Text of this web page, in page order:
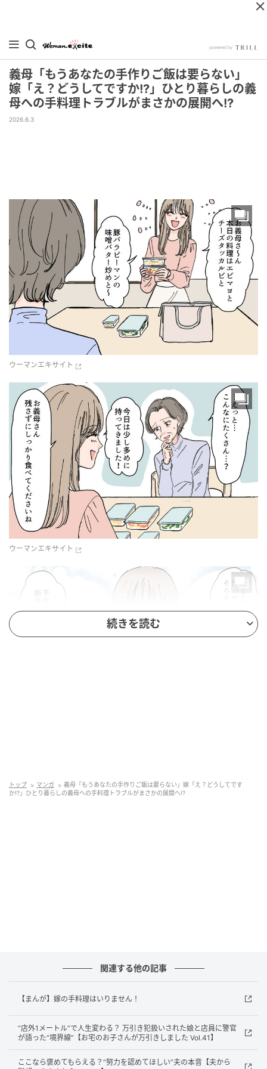
義母「もうあなたの手作りご飯は要らない」
嫁「え？どうしてですか!?」ひとり暮らしの義
母への手料理トラブルがまさかの展開へ!?
2026.6.3
ウーマンエキサイト
ウーマンエキサイト
続きを読む
トップ マンガ
義母「もうあなたの手作りご飯は要らない」嫁「え？どうしてです
か!?」ひとり暮らしの義母への手料理トラブルがまさかの展開へ!?
関連する他の記事
【まんが】嫁の手料理はいりません！
“店外1メートル”で人生変わる？ 万引き犯扱いされた娘と店員に警官
が語った“境界線”【お宅のお子さんが万引きしました Vol.41】
ここなら褒めてもらえる？“努力を認めてほしい”夫の本音【夫から